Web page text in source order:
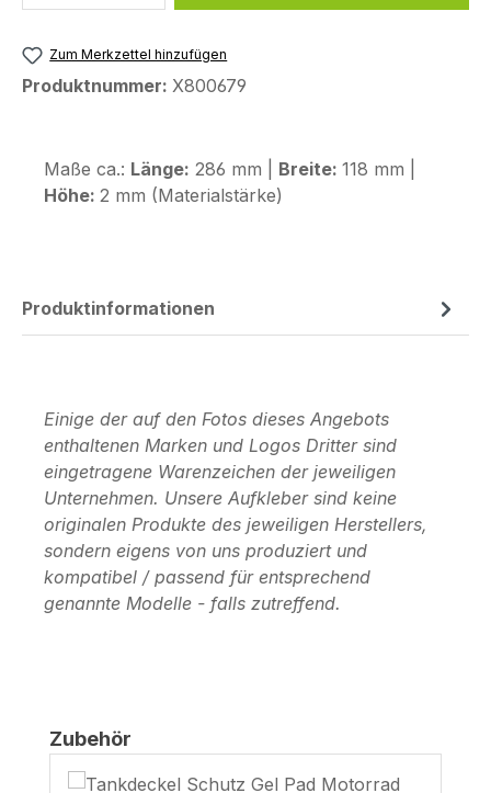
Zum Merkzettel hinzufügen
Produktnummer: X800679
Maße ca.: Länge: 286 mm | Breite: 118 mm |
Höhe: 2 mm (Materialstärke)
Produktinformationen
Einige der auf den Fotos dieses Angebots
enthaltenen Marken und Logos Dritter sind
eingetragene Warenzeichen der jeweiligen
Unternehmen. Unsere Aufkleber sind keine
originalen Produkte des jeweiligen Herstellers,
sondern eigens von uns produziert und
kompatibel / passend für entsprechend
genannte Modelle - falls zutreffend.
Produktgalerie überspringen
Zubehör